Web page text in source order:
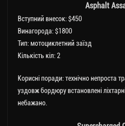
Asphalt
Вступний внесок: $450
Винагорода: $1800
Тип: мотоциклетний заїзд
Кількість кіл: 2
Корисні поради: технічно непроста
уздовж бордюру встановлені
небажано.